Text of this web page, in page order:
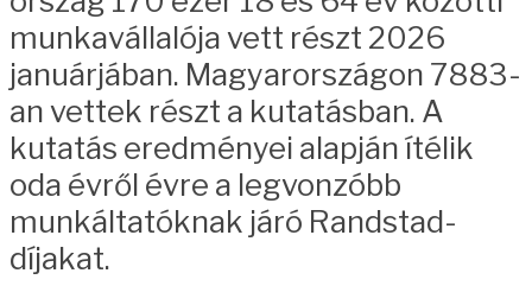
munkavállalója vett részt 2026
januárjában. Magyarországon 7883-
an vettek részt a kutatásban. A
kutatás eredményei alapján ítélik
oda évről évre a legvonzóbb
munkáltatóknak járó Randstad-
díjakat.